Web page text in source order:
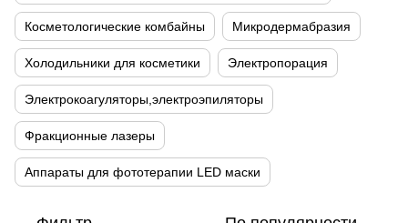
Косметологические комбайны Микродермабразия
Холодильники для косметики Электропорация
Электрокоагуляторы,электроэпиляторы
Фракционные лазеры
Аппараты для фототерапии LED маски